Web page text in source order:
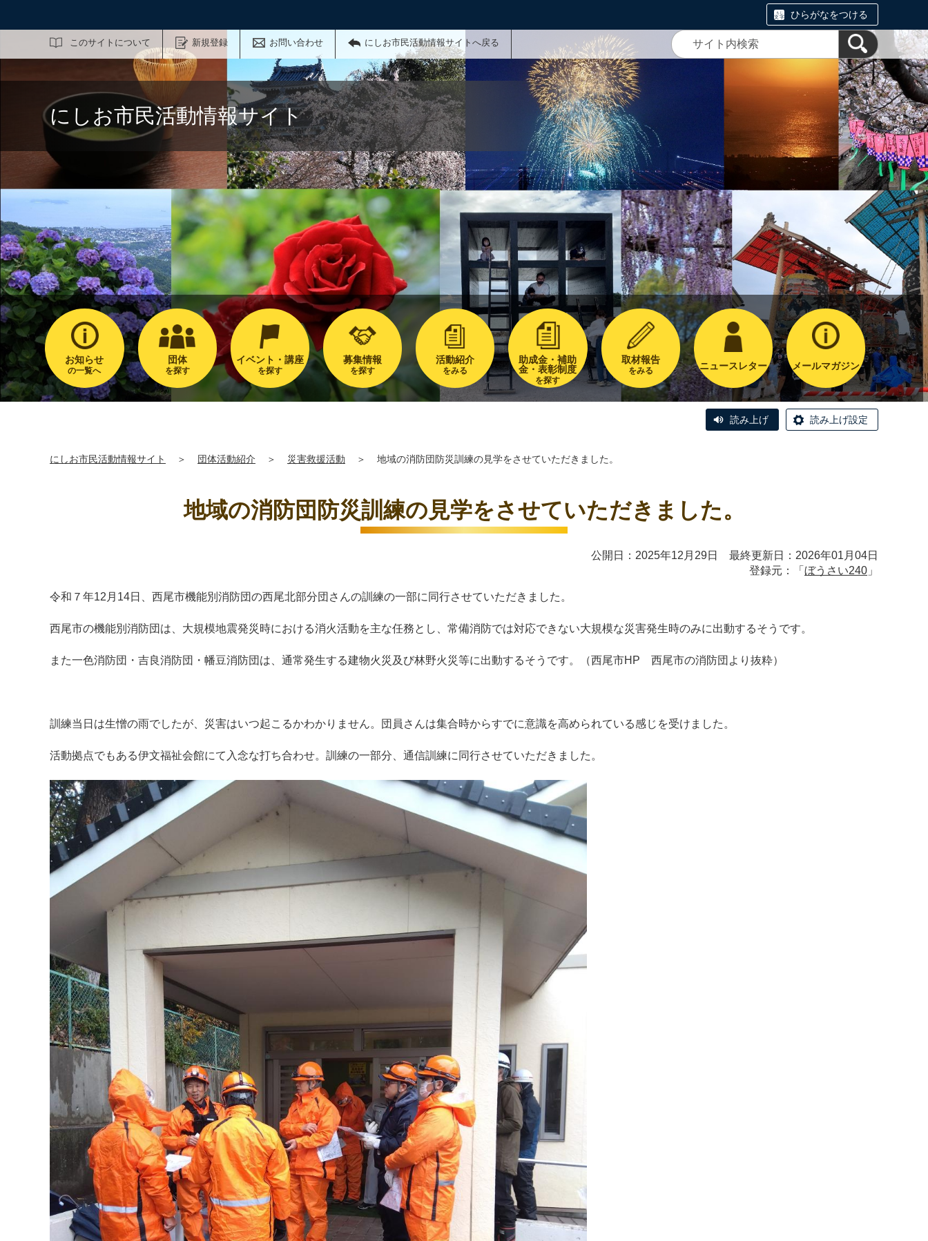
ひらがなをつける
このサイトについて 新規登録 お問い合わせ にしお市民活動情報サイトへ戻る
サイト内検索
にしお市民活動情報サイト
お知らせ
の一覧へ
団体
を探す
イベント・講座
を探す
募集情報
を探す
活動紹介
をみる
助成金・補助
金・表彰制度
を探す
取材報告
をみる ニュースレター メールマガジン
読み上げ 読み上げ設定
にしお市民活動情報サイト ＞ 団体活動紹介 ＞ 災害救援活動 ＞ 地域の消防団防災訓練の見学をさせていただきました。
地域の消防団防災訓練の見学をさせていただきました。
公開日：2025年12月29日 最終更新日：2026年01月04日
登録元：「 ぼうさい240 」
令和７年12月14日、西尾市機能別消防団の西尾北部分団さんの訓練の一部に同行させていただきました。
西尾市の機能別消防団は、大規模地震発災時における消火活動を主な任務とし、常備消防では対応できない大規模な災害発生時のみに出動するそうです。
また一色消防団・吉良消防団・幡豆消防団は、通常発生する建物火災及び林野火災等に出動するそうです。（西尾市HP 西尾市の消防団より抜粋）
訓練当日は生憎の雨でしたが、災害はいつ起こるかわかりません。団員さんは集合時からすでに意識を高められている感じを受けました。
活動拠点でもある伊文福祉会館にて入念な打ち合わせ。訓練の一部分、通信訓練に同行させていただきました。